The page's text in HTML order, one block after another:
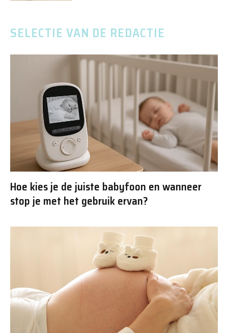
SELECTIE VAN DE REDACTIE
Hoe kies je de juiste babyfoon en wanneer
stop je met het gebruik ervan?